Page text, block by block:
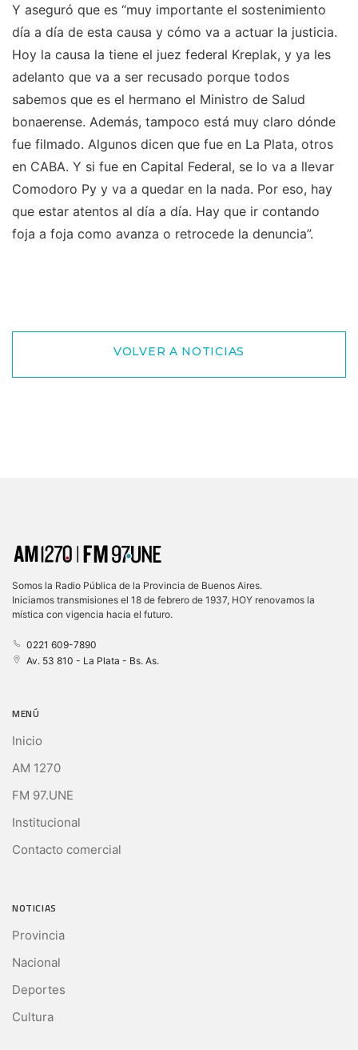
Y aseguró que es “muy importante el sostenimiento
día a día de esta causa y cómo va a actuar la justicia.
Hoy la causa la tiene el juez federal Kreplak, y ya les
adelanto que va a ser recusado porque todos
sabemos que es el hermano el Ministro de Salud
bonaerense. Además, tampoco está muy claro dónde
fue filmado. Algunos dicen que fue en La Plata, otros
en CABA. Y si fue en Capital Federal, se lo va a llevar
Comodoro Py y va a quedar en la nada. Por eso, hay
que estar atentos al día a día. Hay que ir contando
foja a foja como avanza o retrocede la denuncia”.
VOLVER A NOTICIAS
Somos la Radio Pública de la Provincia de Buenos Aires.
Iniciamos transmisiones el 18 de febrero de 1937, HOY renovamos la
mística con vigencia hacia el futuro.
0221 609-7890
Av. 53 810 - La Plata - Bs. As.
MENÚ
Inicio
AM 1270
FM 97.UNE
Institucional
Contacto comercial
NOTICIAS
Provincia
Nacional
Deportes
Cultura